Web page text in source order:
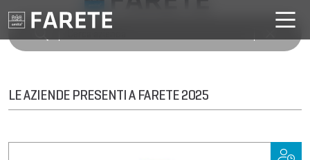
LE AZIENDE PRESENTI A FARETE 2025